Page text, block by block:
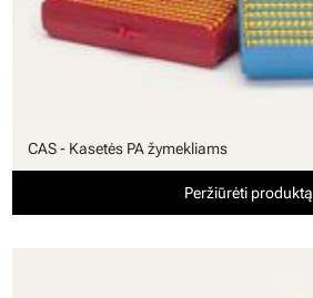
CAS - Kasetės PA žymekliams
Peržiūrėti produktą